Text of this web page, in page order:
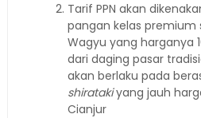
Tarif PPN akan
pangan kelas premium
Wagyu yang harganya
dari daging pasar
akan berlaku pada
shiratakiyang jauh
Cianjur